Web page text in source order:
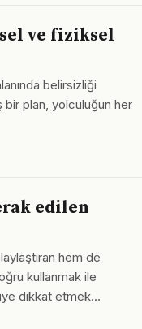
ve fiziksel
belirsizliği
bir plan, yolculuğun her
edilen
hem de
kullanmak ile
dikkat etmek…